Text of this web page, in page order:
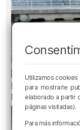
Recuperado el
la ría de Bilbao
Utilizamos
para mostrarle
elaborado a partir
páginas visitadas).
Para más